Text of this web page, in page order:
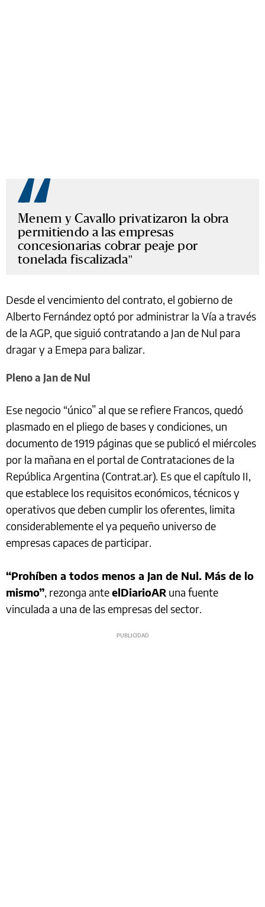
Menem y Cavallo privatizaron la obra
permitiendo a las empresas
concesionarias cobrar peaje por
tonelada fiscalizada
Desde el vencimiento del contrato, el gobierno de
Alberto Fernández optó por administrar la Vía a través
de la AGP, que siguió contratando a Jan de Nul para
dragar y a Emepa para balizar.
Pleno a Jan de Nul
Ese negocio “único” al que se refiere Francos, quedó
plasmado en el pliego de bases y condiciones, un
documento de 1919 páginas que se publicó el miércoles
por la mañana en el portal de Contrataciones de la
República Argentina (Contrat.ar). Es que el capítulo II,
que establece los requisitos económicos, técnicos y
operativos que deben cumplir los oferentes, limita
considerablemente el ya pequeño universo de
empresas capaces de participar.
“Prohíben a todos menos a Jan de Nul. Más de lo
mismo”, rezonga anteelDiarioAR una fuente
vinculada a una de las empresas del sector.